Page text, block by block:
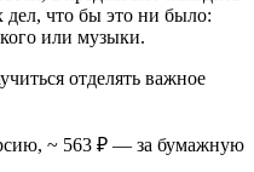
что бы это ни было:
или музыки.
отделять важное
~ 563 ₽ — за бумажную